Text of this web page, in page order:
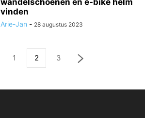
wandelschoenen en e-bike helm
vinden
Arie-Jan - 28 augustus 2023
1 2 3